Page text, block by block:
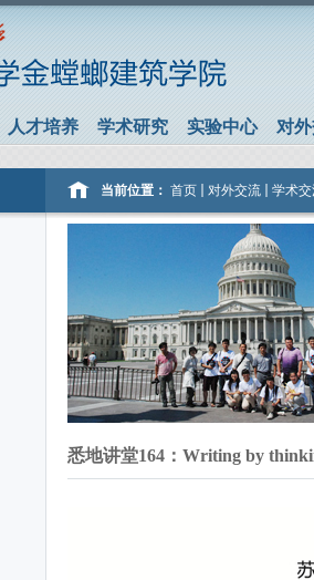
人才培养 学术研究 实验中心 对
当前位置： 首页 对外交流 学术
悉地讲堂164：Writing by